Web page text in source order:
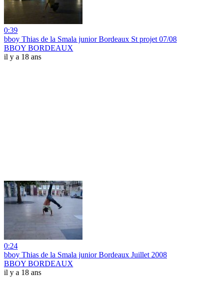
0:39
bboy Thias de la Smala junior Bordeaux St projet 07/08
BBOY BORDEAUX
il y a 18 ans
0:24
bboy Thias de la Smala junior Bordeaux Juillet 2008
BBOY BORDEAUX
il y a 18 ans